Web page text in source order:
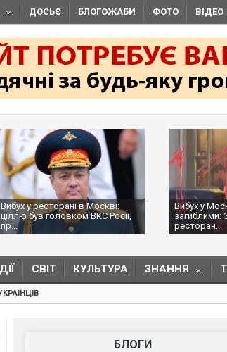
ДОСЬЄ БЛОГОЖАБИ ФОТО ВІДЕО
Вибух у ресторані в Москві:
ціллю був головком ВКС Росії,
пр...
Вибух у
загиблими:
ресторан...
СВІТ КУЛЬТУРА ЗНАННЯ
БЛОГИ